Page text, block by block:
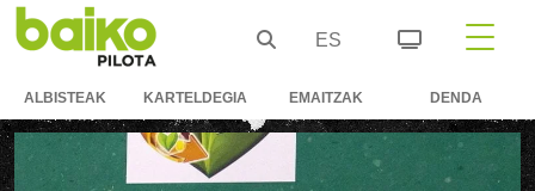
ES
ALBISTEAK KARTELDEGIA EMAITZAK DENDA